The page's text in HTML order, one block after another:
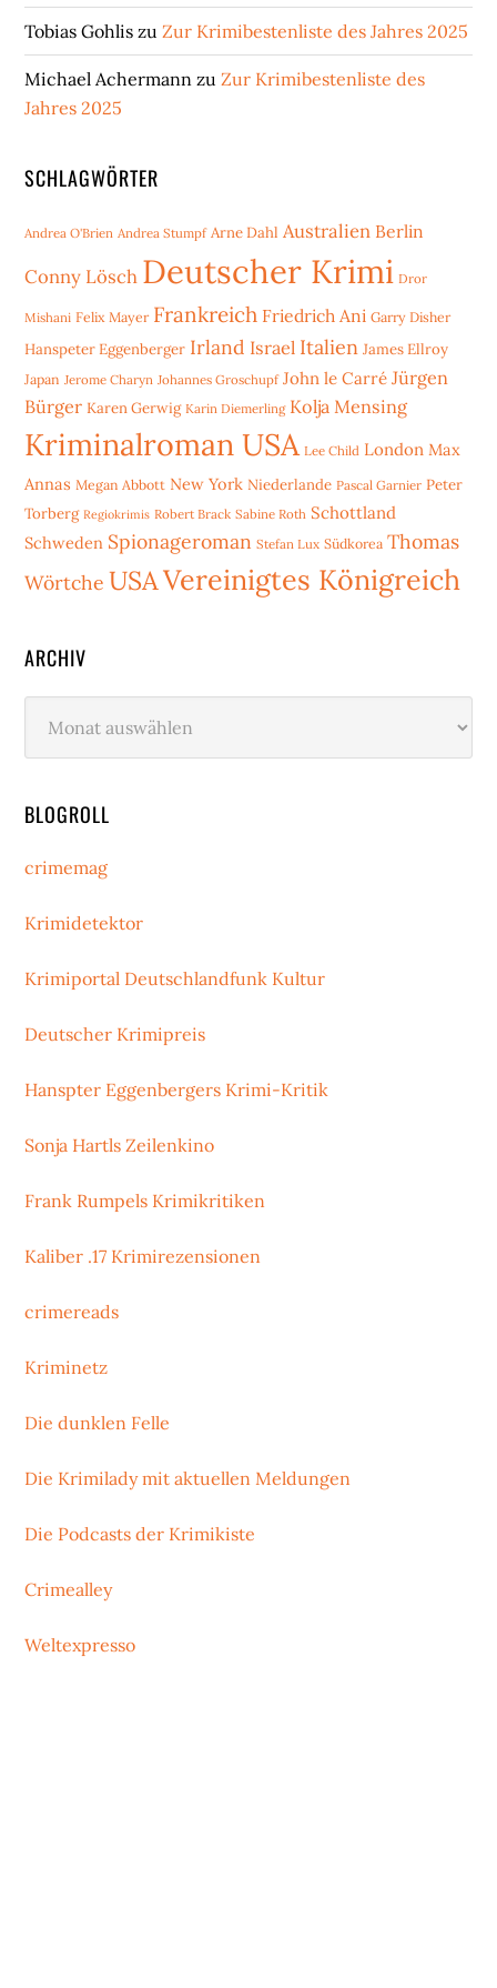
Tobias Gohlis zuZur Krimibestenliste des Jahres 2025
Michael Achermann zuZur Krimibestenliste des
Jahres 2025
SCHLAGWÖRTER
Andrea O'Brien Andrea Stumpf Arne Dahl Australien Berlin
Conny Lösch Deutscher Krimi Dror
Mishani Felix Mayer Frankreich Friedrich Ani Garry Disher
Hanspeter Eggenberger Irland Israel Italien James Ellroy
Japan Jerome Charyn Johannes Groschupf John le Carré Jürgen
Bürger Karen Gerwig Karin Diemerling Kolja Mensing
Kriminalroman USA Lee Child London Max
Annas Megan Abbott New York Niederlande Pascal Garnier Peter
Torberg Regiokrimis Robert Brack Sabine Roth Schottland
Schweden Spionageroman Stefan Lux Südkorea Thomas
Wörtche USAVereinigtes Königreich
ARCHIV
BLOGROLL
crimemag
Krimidetektor
Krimiportal Deutschlandfunk Kultur
Deutscher Krimipreis
Hanspter Eggenbergers Krimi-Kritik
Sonja Hartls Zeilenkino
Frank Rumpels Krimikritiken
Kaliber .17 Krimirezensionen
crimereads
Kriminetz
Die dunklen Felle
Die Krimilady mit aktuellen Meldungen
Die Podcasts der Krimikiste
Crimealley
Weltexpresso